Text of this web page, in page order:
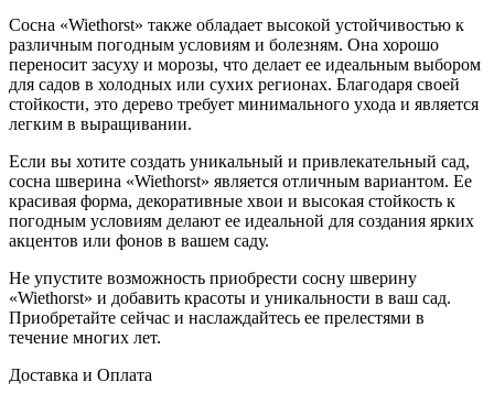
Сосна «Wiethorst» также обладает высокой устойчивостью к
различным погодным условиям и болезням. Она хорошо
переносит засуху и морозы, что делает ее идеальным выбором
для садов в холодных или сухих регионах. Благодаря своей
стойкости, это дерево требует минимального ухода и является
легким в выращивании.
Если вы хотите создать уникальный и привлекательный сад,
сосна шверина «Wiethorst» является отличным вариантом. Ее
красивая форма, декоративные хвои и высокая стойкость к
погодным условиям делают ее идеальной для создания ярких
акцентов или фонов в вашем саду.
Не упустите возможность приобрести сосну шверину
«Wiethorst» и добавить красоты и уникальности в ваш сад.
Приобретайте сейчас и наслаждайтесь ее прелестями в
течение многих лет.
Доставка и Оплата